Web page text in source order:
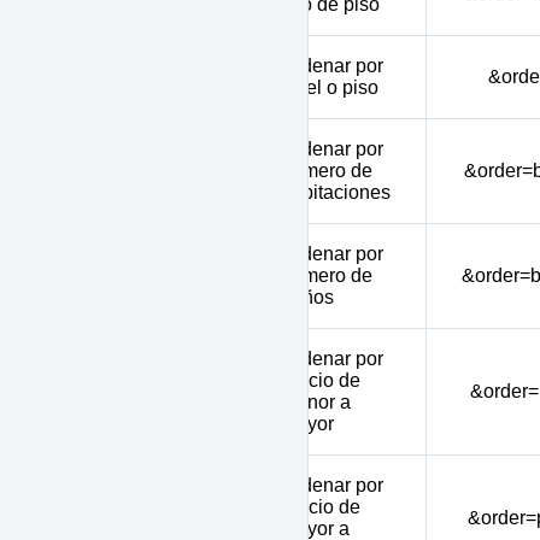
tipo de piso
Ordenar por
nivel o piso
Ordenar por
número de
habitaciones
Ordenar por
número de
baños
Ordenar por
precio de
menor a
mayor
Ordenar por
precio de
mayor a